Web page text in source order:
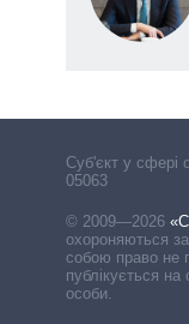
Cуб'єкт у сфері
05063
© 2009—2026
охороняються
собою право не
публікується на
особи.